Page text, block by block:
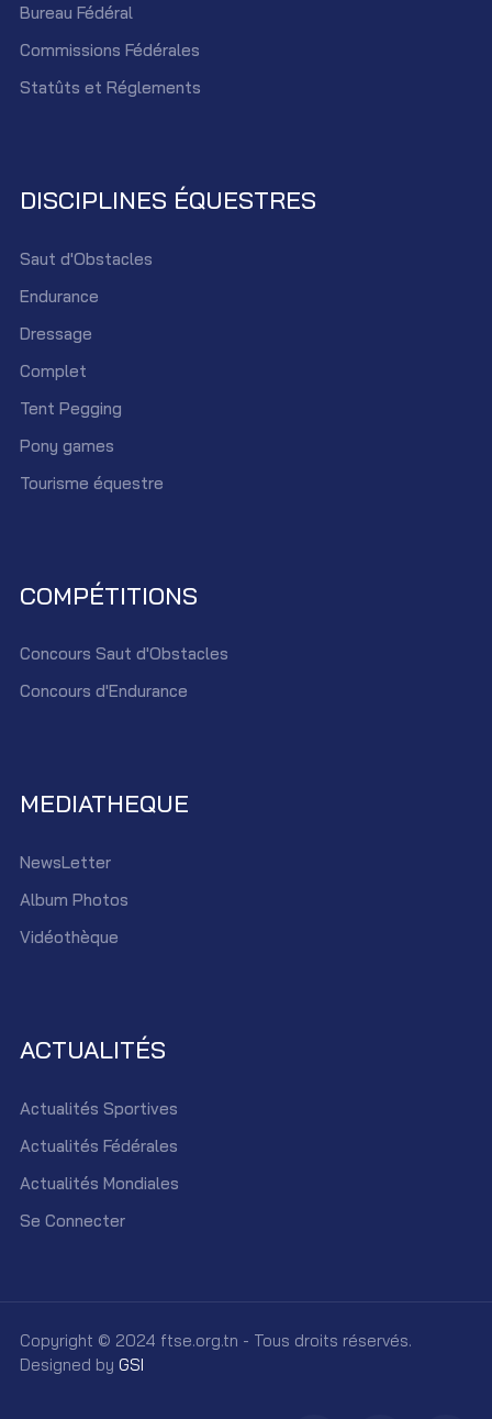
Bureau Fédéral
Commissions Fédérales
Statûts et Réglements
DISCIPLINES ÉQUESTRES
Saut d'Obstacles
Endurance
Dressage
Complet
Tent Pegging
Pony games
Tourisme équestre
COMPÉTITIONS
Concours Saut d'Obstacles
Concours d'Endurance
MEDIATHEQUE
NewsLetter
Album Photos
Vidéothèque
ACTUALITÉS
Actualités Sportives
Actualités Fédérales
Actualités Mondiales
Se Connecter
Copyright © 2024 ftse.org.tn - Tous droits réservés.
Designed by GSI